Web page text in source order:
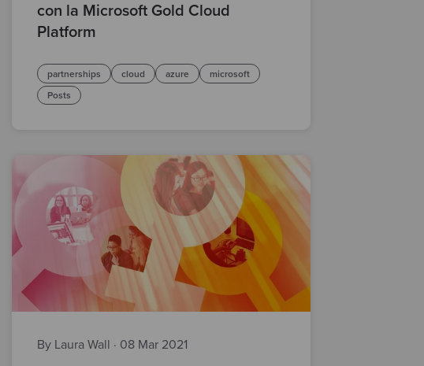
con la Microsoft Gold Cloud
Platform
partnerships cloud azure
microsoft
Posts
By Laura Wall · 08 Mar 2021